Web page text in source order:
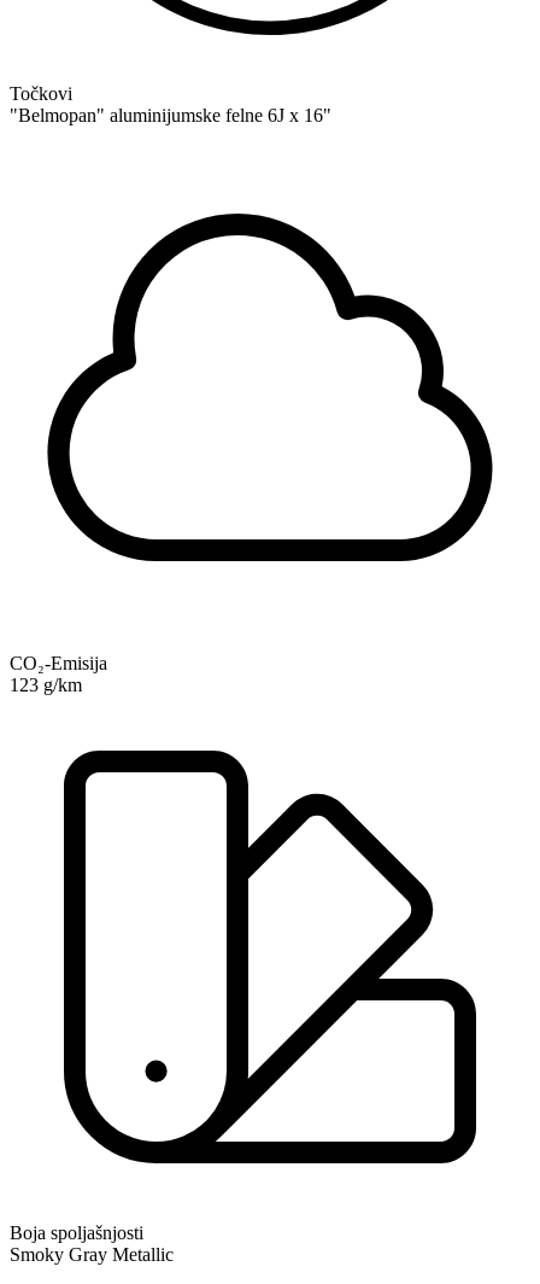
Točkovi
"Belmopan" aluminijumske felne 6J x 16"
CO₂-Emisija
123 g/km
Boja spoljašnjosti
Smoky Gray Metallic